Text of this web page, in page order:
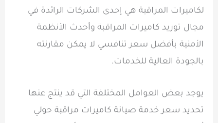
لكاميرات المراقبة هي إحدى الشركات الرائدة في
مجال توريد كاميرات المراقبة وأحدث الأنظمة
الأمنية بأفضل سعر تنافسي لا يمكن مقارنته
بالجودة العالية للخدمات.
يوجد بعض العوامل المختلفة التي قد ينتج عنها
تحديد سعر خدمة صيانة كاميرات مراقبة حولي